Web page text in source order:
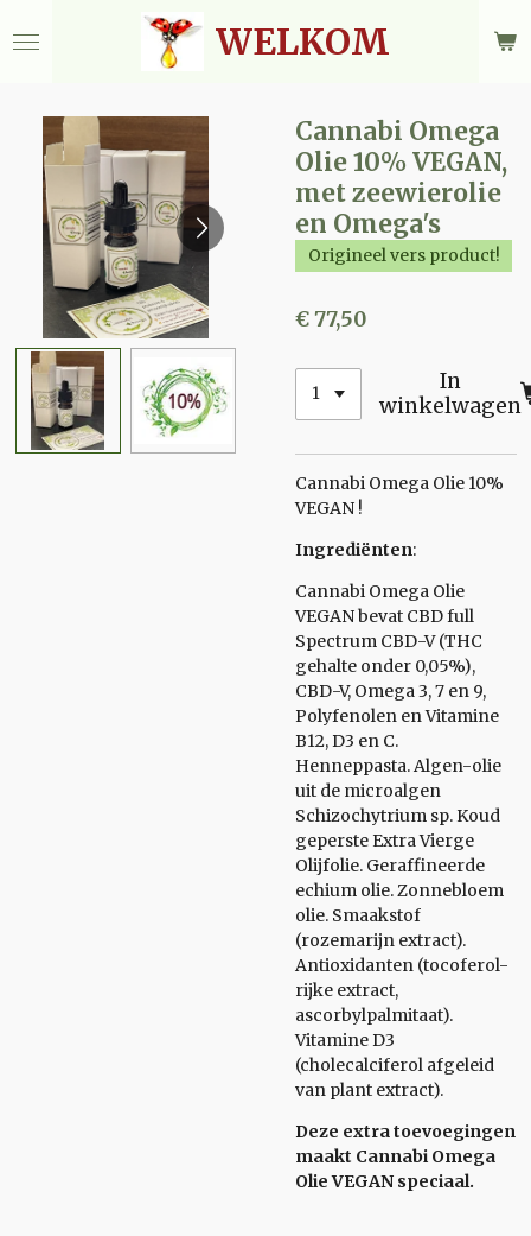
direct
hoofdinhoud
WELKOM
Cannabi Omega
Olie 10% VEGAN,
met zeewierolie
en Omega's
Origineel vers product!
€ 77,50
In
winkelwagen
Cannabi Omega Olie 10%
VEGAN !
Ingrediënten:
Cannabi Omega Olie
VEGAN bevat CBD full
Spectrum CBD-V (THC
gehalte onder 0,05%),
CBD-V, Omega 3, 7 en 9,
Polyfenolen en Vitamine
B12, D3 en C.
Henneppasta. Algen-olie
uit de microalgen
Schizochytrium sp. Koud
geperste Extra Vierge
Olijfolie. Geraffineerde
echium olie. Zonnebloem
olie. Smaakstof
(rozemarijn extract).
Antioxidanten (tocoferol-
rijke extract,
ascorbylpalmitaat).
Vitamine D3
(cholecalciferol afgeleid
van plant extract).
Deze extra toevoegingen
maakt Cannabi Omega
Olie VEGAN speciaal.